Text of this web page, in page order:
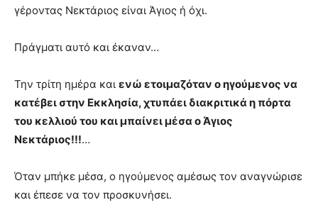
γέροντας Νεκτάριος είναι Άγιος ή όχι.
Πράγματι αυτό και έκαναν…
Την τρίτη ημέρα και ενώ ετοιμαζόταν ο ηγούμενος να
κατέβει στην Εκκλησία, χτυπάει διακριτικά η πόρτα
του κελλιού του και μπαίνει μέσα ο Άγιος
Νεκτάριος!!!…
Όταν μπήκε μέσα, ο ηγούμενος αμέσως τον αναγνώρισε
και έπεσε να τον προσκυνήσει.